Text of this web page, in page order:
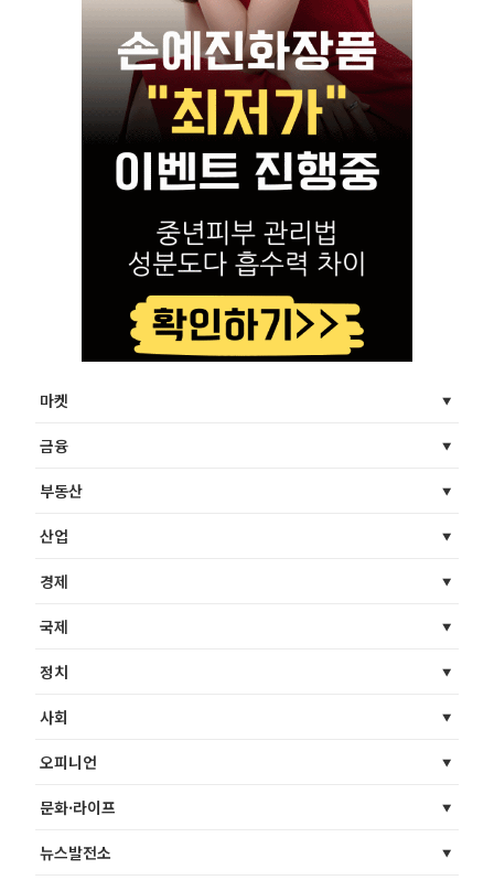
마켓
금융
부동산
산업
경제
국제
정치
사회
오피니언
문화·라이프
뉴스발전소